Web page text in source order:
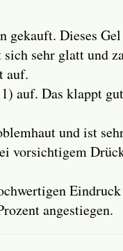
Dieses
sehr glatt und
auf.
auf. Das klappt
und ist
angestiegen.